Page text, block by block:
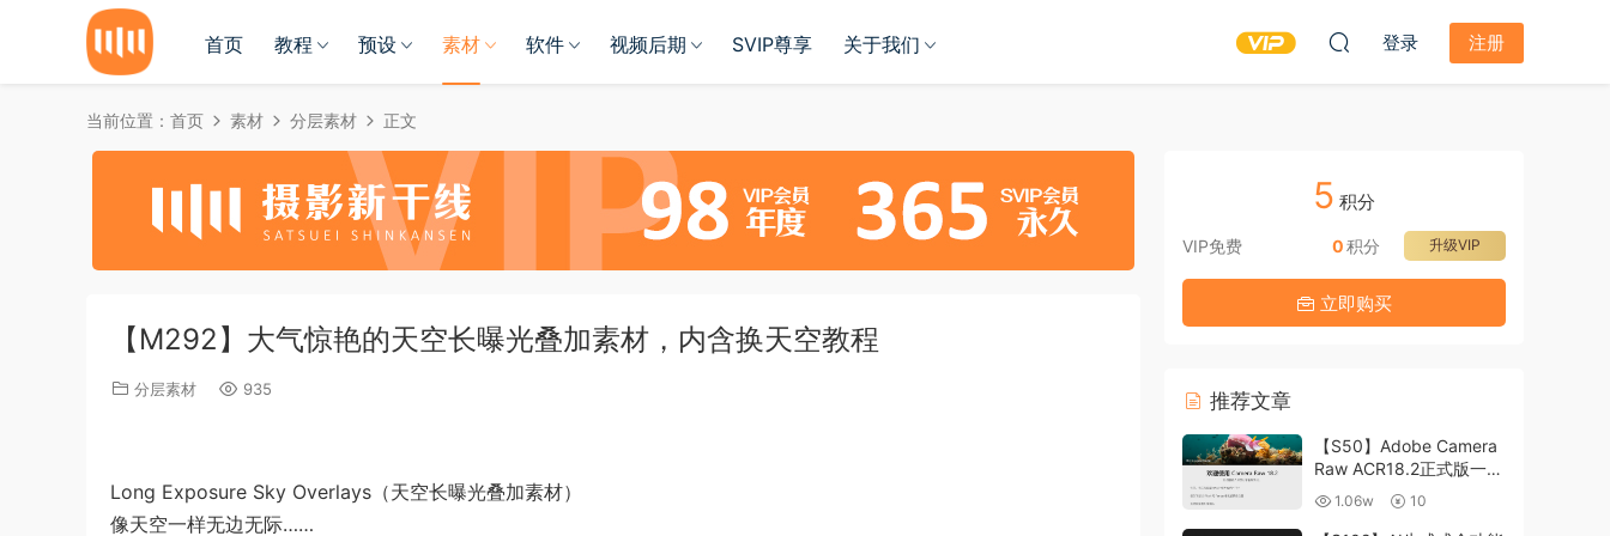
首页 教程 预设 素材 软件 视频后期 SVIP尊享 关于我们 登录 注册
当前位置： 首页 素材 分层素材 正文
【M292】大气惊艳的天空长曝光叠加素材，内含换天空教程
分层素材 935
Long Exposure Sky Overlays（天空长曝光叠加素材）
像天空一样无边无际……
5 积分
VIP免费 升级VIP
0积分
立即购买
推荐文章
【S50】Adobe Camera
Raw ACR18.2正式版一键
升级包 ACR最新升级包
支持WIN和MAC
1.06w 10